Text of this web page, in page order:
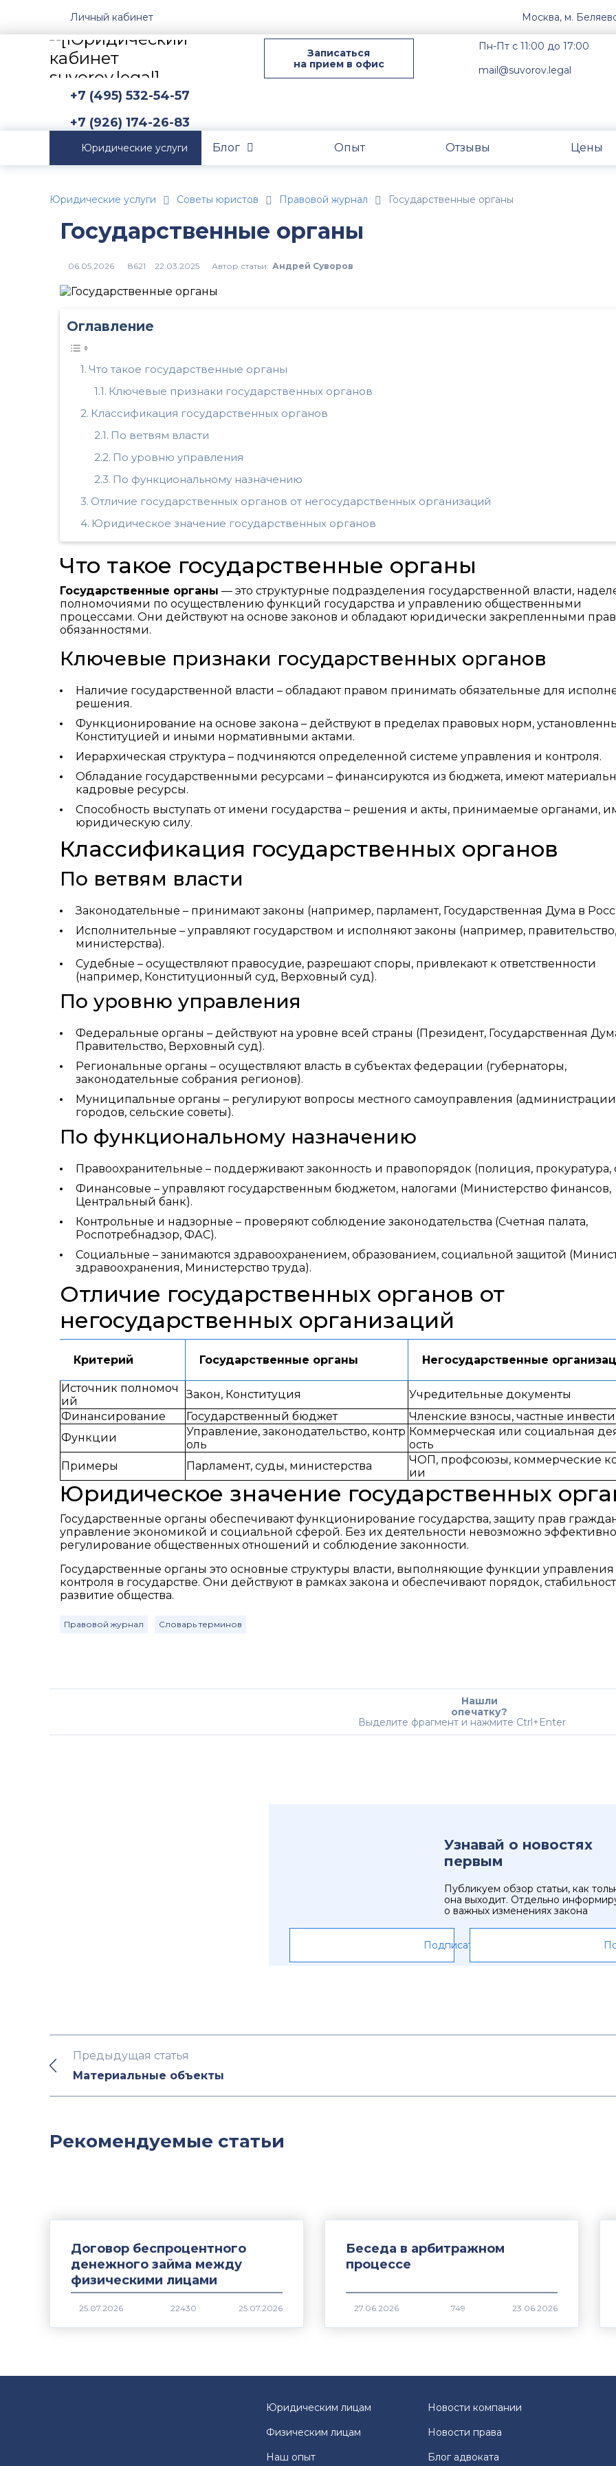
Личный кабинет Москва, м.
Записаться
на прием в офис
Пн-Пт с 11:00 до 17:00
mail@suvorov.legal
+7 (495) 532-54-57
+7 (926) 174-26-83
Юридические услуги Блог Опыт Отзывы Цены
Юридические услуги Советы юристов Правовой журнал Государственные органы
Государственные органы
8621 Автор статьи: Андрей Суворов
Оглавление
Что такое государственные органы
Ключевые признаки государственных органов
Классификация государственных органов
По ветвям власти
По уровню управления
По функциональному назначению
Отличие государственных органов от негосударственных организаций
Юридическое значение государственных органов
Что такое государственные органы
Государственные органы — это структурные подразделения государственной власти,
полномочиями по осуществлению функций государства и управлению общественными
процессами. Они действуют на основе законов и обладают юридически закрепленными
обязанностями.
Ключевые признаки государственных органов
Наличие государственной власти – обладают правом принимать обязательные для
решения.
Функционирование на основе закона – действуют в пределах правовых норм,
Конституцией и иными нормативными актами.
Иерархическая структура – подчиняются определенной системе управления и контроля.
Обладание государственными ресурсами – финансируются из бюджета, имеют
кадровые ресурсы.
Способность выступать от имени государства – решения и акты, принимаемые органами,
юридическую силу.
Классификация государственных органов
По ветвям власти
Законодательные – принимают законы (например, парламент, Государственная Дума в
Исполнительные – управляют государством и исполняют законы (например, правительство,
министерства).
Судебные – осуществляют правосудие, разрешают споры, привлекают к ответственности
(например, Конституционный суд, Верховный суд).
По уровню управления
Федеральные органы – действуют на уровне всей страны (Президент, Государственная
Правительство, Верховный суд).
Региональные органы – осуществляют власть в субъектах федерации (губернаторы,
законодательные собрания регионов).
Муниципальные органы – регулируют вопросы местного самоуправления (администрации
городов, сельские советы).
По функциональному назначению
Правоохранительные – поддерживают законность и правопорядок (полиция, прокуратура,
Финансовые – управляют государственным бюджетом, налогами (Министерство финансов,
Центральный банк).
Контрольные и надзорные – проверяют соблюдение законодательства (Счетная палата,
Роспотребнадзор, ФАС).
Социальные – занимаются здравоохранением, образованием, социальной защитой
здравоохранения, Министерство труда).
Отличие государственных органов от
негосударственных организаций
Критерий Государственные органы Негосударственные
Источник полномоч
ий
Закон, Конституция
Учредительные документы
Финансирование
Государственный бюджет
Членские взносы, частные
Функции
Управление, законодательство, контр
оль
Коммерческая или социальная
ость
Примеры
Парламент, суды, министерства
ЧОП, профсоюзы, коммерческие
ии
Юридическое значение государственных
Государственные органы обеспечивают функционирование государства, защиту прав
управление экономикой и социальной сферой. Без их деятельности невозможно
регулирование общественных отношений и соблюдение законности.
Государственные органы это основные структуры власти, выполняющие функции управления
контроля в государстве. Они действуют в рамках закона и обеспечивают порядок,
развитие общества.
Правовой журнал Словарь терминов
Нашли
опечатку?
Выделите фрагмент и нажмите Ctrl+Enter
Узнавай о новостях
первым
Публикуем обзор статьи, как
она выходит. Отдельно
о важных изменениях закона
Подписаться
Предыдущая статья
Материальные объекты
Рекомендуемые статьи
Договор беспроцентного
денежного займа между
физическими лицами
22430
Беседа в арбитражном
процессе
749
Юридическим лицам
Новости компании
Физическим лицам
Новости права
Наш опыт
Блог адвоката